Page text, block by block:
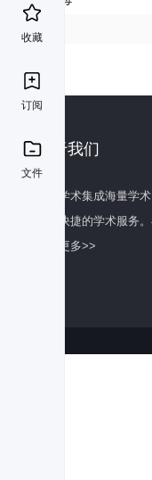
收藏
订阅
文件
关于我们
百度学术集成海量学
全面快捷的学术服务
了解更多>>